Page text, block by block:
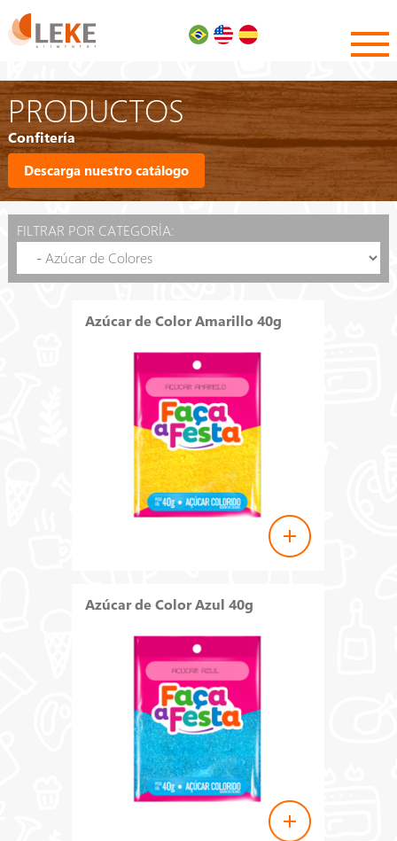
PRODUCTOS
Confitería
Descarga nuestro catálogo
FILTRAR POR CATEGORÍA:
Azúcar de Color Amarillo 40g
Azúcar de Color Azul 40g